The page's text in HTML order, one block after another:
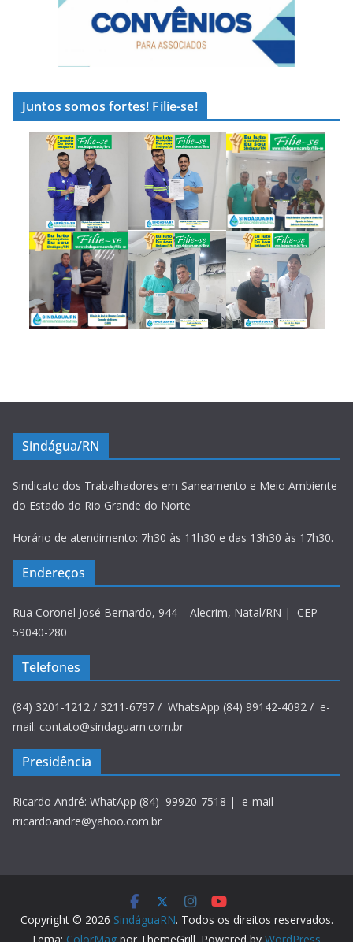
Juntos somos fortes! Filie-se!
Sindágua/RN
Sindicato dos Trabalhadores em Saneamento e Meio Ambiente
do Estado do Rio Grande do Norte
Horário de atendimento: 7h30 às 11h30 e das 13h30 às 17h30.
Endereços
Rua Coronel José Bernardo, 944 – Alecrim, Natal/RN | CEP
59040-280
Telefones
(84) 3201-1212 / 3211-6797 / WhatsApp (84) 99142-4092 / e-
mail: contato@sindaguarn.com.br
Presidência
Ricardo André: WhatApp (84) 99920-7518 | e-mail
rricardoandre@yahoo.com.br
Copyright © 2026 SindáguaRN. Todos os direitos reservados.